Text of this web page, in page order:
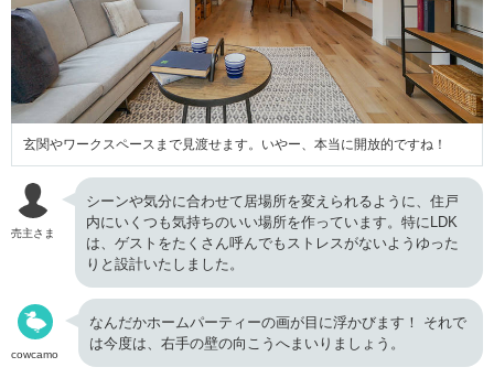
玄関やワークスペースまで見渡せます。いやー、本当に開放的ですね！
売主さま
シーンや気分に合わせて居場所を変えられるように、住戸
内にいくつも気持ちのいい場所を作っています。特にLDK
は、ゲストをたくさん呼んでもストレスがないようゆった
りと設計いたしました。
cowcamo
なんだかホームパーティーの画が目に浮かびます！ それで
は今度は、右手の壁の向こうへまいりましょう。